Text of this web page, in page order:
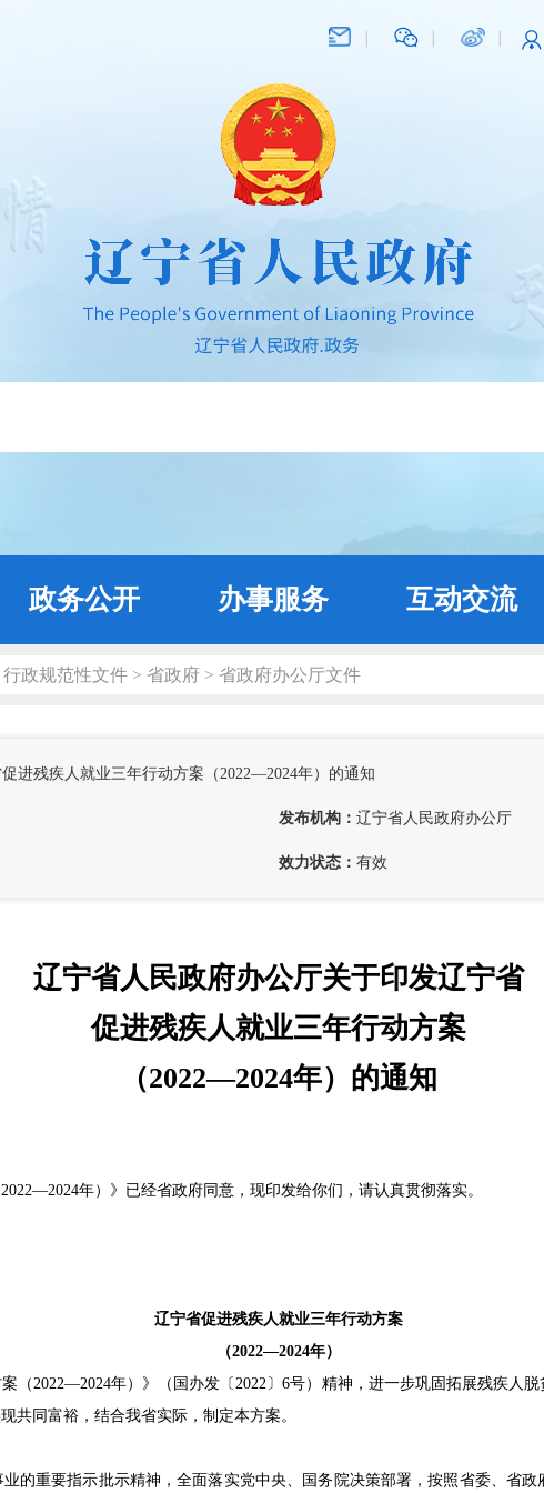
政务公开 办事服务 互动交流
行政规范性文件 > 省政府 > 省政府办公厅文件
进残疾人就业三年行动方案（2022—2024年）的通知
发布机构： 辽宁省人民政府办公厅
效力状态： 有效
辽宁省人民政府办公厅关于印发辽宁省
促进残疾人就业三年行动方案
（2022—2024年）的通知
年）》已经省政府同意，现印发给你们，请认真贯彻落实。
辽宁省促进残疾人就业三年行动方案
（2022—2024年）
2022—2024年）》（国办发〔2022〕6号）精神，进一步巩固拓展残疾人
共同富裕，结合我省实际，制定本方案。
重要指示批示精神，全面落实党中央、国务院决策部署，按照省委、省政